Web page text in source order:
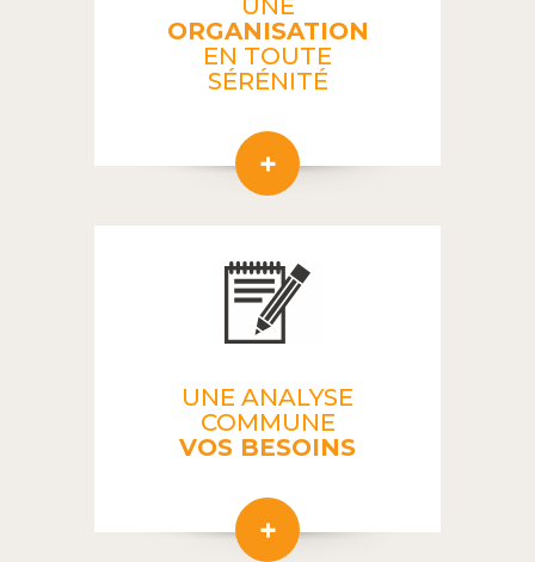
UNE
ORGANISATION
EN TOUTE
SÉRÉNITÉ
UNE ANALYSE
COMMUNE
VOS BESOINS